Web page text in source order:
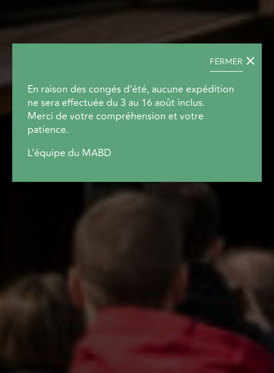
FERMER
En raison des congés d’été, aucune expédition
ne sera effectuée du 3 au 16 août inclus.
Merci de votre compréhension et votre
patience.
L’équipe du MABD